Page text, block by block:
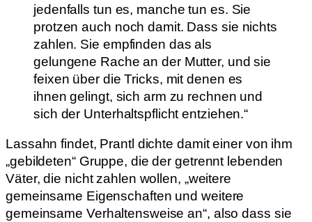
jedenfalls tun es, manche tun es. Sie
protzen auch noch damit. Dass sie nichts
zahlen. Sie empfinden das als
gelungene Rache an der Mutter, und sie
feixen über die Tricks, mit denen es
ihnen gelingt, sich arm zu rechnen und
sich der Unterhaltspflicht entziehen.“
Lassahn findet, Prantl dichte damit einer von ihm
„gebildeten“ Gruppe, die der getrennt lebenden
Väter, die nicht zahlen wollen, „weitere
gemeinsame Eigenschaften und weitere
gemeinsame Verhaltensweise an“, also dass sie